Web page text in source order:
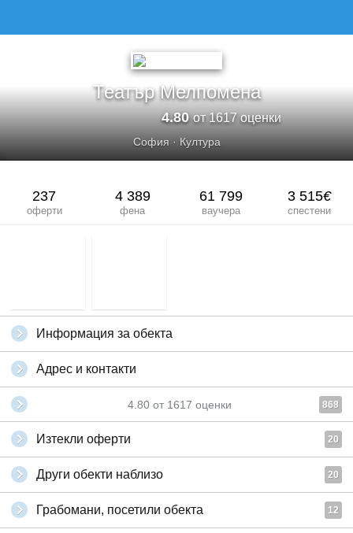
Театър Мелпомена
4.80от 1617 оценки
София· Култура
237
оферти
4 389
фена
61 799
ваучера
3 515€
спестени
Информация за обекта
Адрес и контакти
4.80 от 1617 оценки 868
Изтекли оферти 20
Други обекти наблизо 20
Грабомани, посетили обекта 12